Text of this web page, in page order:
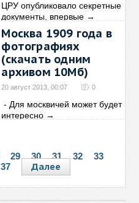
ЦРУ опубликовало секретные
документы, впервые →
Москва 1909 года в
фотографиях
(скачать одним
архивом 10Мб)
20 август 2013, 00:07 0
- Для москвичей может будет
интересно →
29 30 31 32
33
37 Далее